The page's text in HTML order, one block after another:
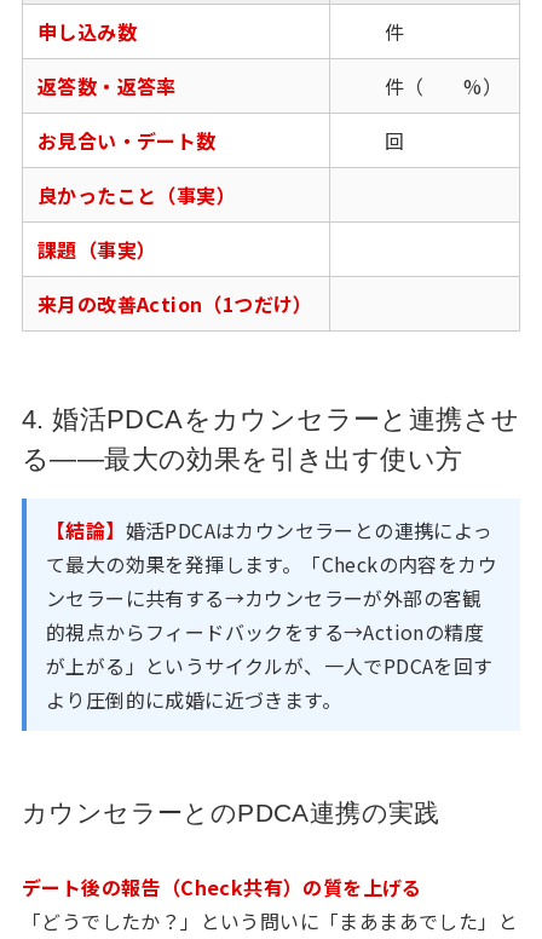
申し込み数
件
返答数・返答率
件（ %）
お見合い・デート数
回
良かったこと（事実）
課題（事実）
来月の改善Action（1つだけ）
4. 婚活PDCAをカウンセラーと連携させ
る——最大の効果を引き出す使い方
【結論】 婚活PDCAはカウンセラーとの連携によっ
て最大の効果を発揮します。「Checkの内容をカウ
ンセラーに共有する→カウンセラーが外部の客観
的視点からフィードバックをする→Actionの精度
が上がる」というサイクルが、一人でPDCAを回す
より圧倒的に成婚に近づきます。
カウンセラーとのPDCA連携の実践
デート後の報告（Check共有）の質を上げる
「どうでしたか？」という問いに「まあまあでした」と